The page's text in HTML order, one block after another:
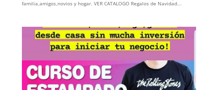
familia,amigos,novios y hogar. VER CATALOGO Regalos de Navidad...